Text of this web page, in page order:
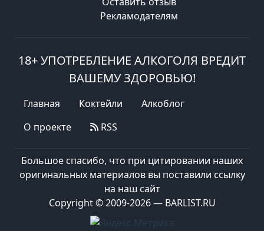
Рекламодателям
18+ УПОТРЕБЛЕНИЕ АЛКОГОЛЯ ВРЕДИТ
ВАШЕМУ ЗДОРОВЬЮ!
Главная Коктейли
Алкоблог
О проекте
RSS
Большое спасибо, что при цитировании наших
оригинальных материалов вы поставили ссылку
на наш сайт
Copyright © 2009-2026 — BARLIST.RU